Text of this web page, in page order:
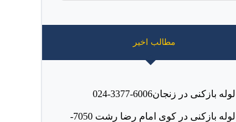
مطالب اخیر
لوله بازکنی در زنجان6006-3377-024
لوله بازکنی در کوی امام رضا رشت 7050-